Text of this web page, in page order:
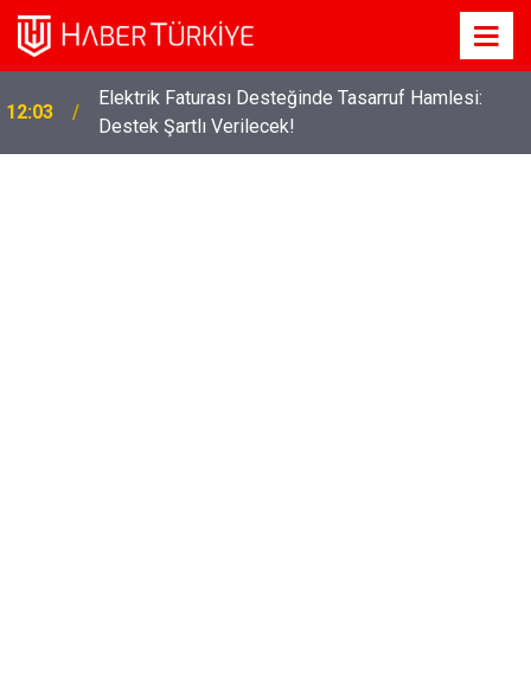
12:03
Elektrik Faturası Desteğinde Tasarruf Hamlesi:
Destek Şartlı Verilecek!